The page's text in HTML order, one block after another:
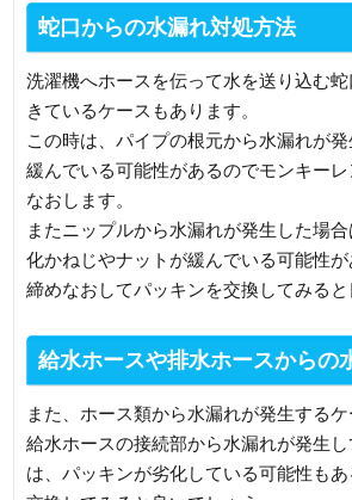
蛇口からの水漏れ対処方法
洗濯機へホースを伝って水を送り込む
きているケースもあります。
この時は、パイプの根元から水漏れが
緩んでいる可能性があるのでモンキー
なおします。
またニップルから水漏れが発生した場
化かねじやナットが緩んでいる可能性
締めなおしてパッキンを交換してみると
給水ホースや排水ホースからの
また、ホース類から水漏れが発生するケ
給水ホースの接続部から水漏れが発生
は、パッキンが劣化している可能性も